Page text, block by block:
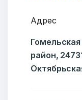
Адрес
район,